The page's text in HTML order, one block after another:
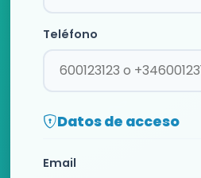
Teléfono
Datos de acceso
Email